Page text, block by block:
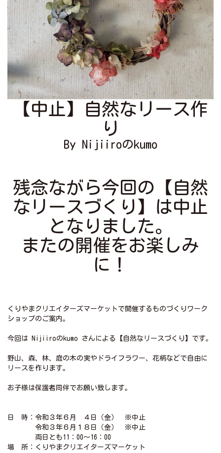
【中止】自然なリース作
り
By Nijiiroのkumo
残念ながら今回の【自然
なリースづくり】は中止
となりました。
またの開催をお楽しみ
に！
くりやまクリエイターズマーケットで開催するものづくりワーク
ショップのご案内。
今回は Nijiiroのkumo さんによる【自然なリースづくり】です。
野山、森、林、庭の木の実やドライフラワー、花柄などで自由に
リースを作ります。
お子様は保護者同伴でお願い致します。
日 時：令和３年６月 ４日（金） ※中止
令和３年６月１８日（金） ※中止
両日とも11：00～16：00
場 所：くりやまクリエイターズマーケット